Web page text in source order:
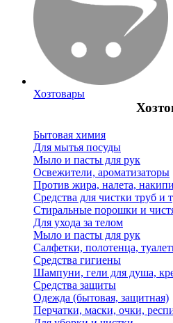
Хозтовары
Бытовая химия
Для мытья посуды
Мыло и пасты для рук
Освежители, ароматизаторы
Против жира, налета,
Средства для чистки труб и
Стиральные порошки и
Для ухода за телом
Мыло и пасты для рук
Салфетки, полотенца,
Средства гигиены
Шампуни, гели для душа,
Средства защиты
Одежда (бытовая, защитная)
Перчатки, маски, очки,